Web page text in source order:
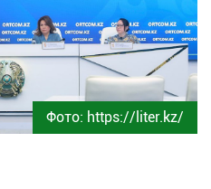
Фото: https://liter.kz/